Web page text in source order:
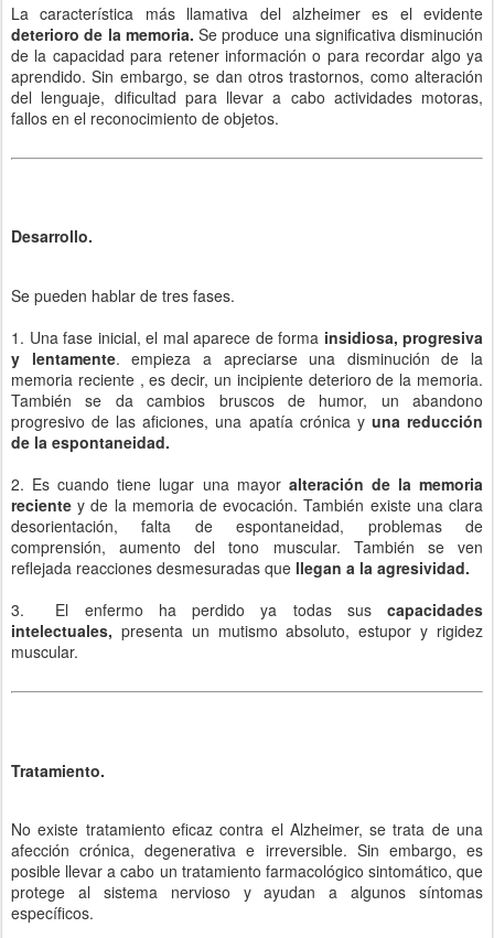
La característica más llamativa del alzheimer es el evidente
deterioro de la memoria. Se produce una significativa disminución
de la capacidad para retener información o para recordar algo ya
aprendido. Sin embargo, se dan otros trastornos, como alteración
del lenguaje, dificultad para llevar a cabo actividades motoras,
fallos en el reconocimiento de objetos.
Desarrollo.
Se pueden hablar de tres fases.
1. Una fase inicial, el mal aparece de forma insidiosa, progresiva
y lentamente. empieza a apreciarse una disminución de la
memoria reciente , es decir, un incipiente deterioro de la memoria.
También se da cambios bruscos de humor, un abandono
progresivo de las aficiones, una apatía crónica y una reducción
de la espontaneidad.
2. Es cuando tiene lugar una mayor alteración de la memoria
reciente y de la memoria de evocación. También existe una clara
desorientación, falta de espontaneidad, problemas de
comprensión, aumento del tono muscular. También se ven
reflejada reacciones desmesuradas que llegan a la agresividad.
3. El enfermo ha perdido ya todas sus capacidades
intelectuales, presenta un mutismo absoluto, estupor y rigidez
muscular.
Tratamiento.
No existe tratamiento eficaz contra el Alzheimer, se trata de una
afección crónica, degenerativa e irreversible. Sin embargo, es
posible llevar a cabo un tratamiento farmacológico sintomático, que
protege al sistema nervioso y ayudan a algunos síntomas
específicos.